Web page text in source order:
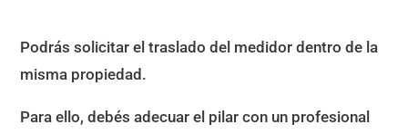
Podrás solicitar el traslado del medidor dentro de la
misma propiedad.
Para ello, debés adecuar el pilar con un profesional